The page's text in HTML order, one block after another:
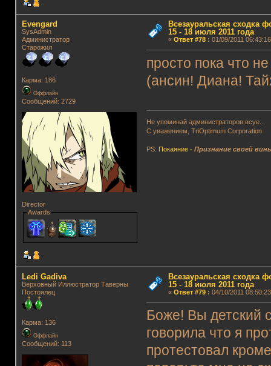
Evengard
SysAdmin
Администратор
Старожил
Карма: 186
Оффлайн
Сообщений: 2729
Director
Awards
Всезауральская сходка
15 - 18 июля 2011 года
« Ответ #78: 01/09/2011
просто пока что
(ансин! Диана!
Не упоминай администраторов всуе...
С уважением, TriOptimum Corporation
PS: Покаяние -Признание своей
Ledi Gadiva
Верховный Иллюстратор Таверны
Постоялец
Карма: 136
Оффлайн
Сообщений: 113
Всезауральская сходка
15 - 18 июля 2011 года
« Ответ #79: 04/10/2011
Боже! Вы детский
говорила что я
протестовал